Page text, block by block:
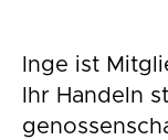
Inge ist
Ihr Handeln